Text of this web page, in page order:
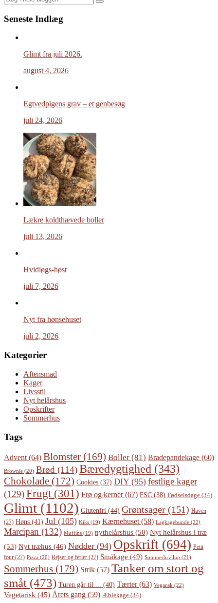
Search
Seneste Indlæg
Glimt fra juli 2026.
august 4, 2026
Egtvedpigens grav – et genbesøg
juli 24, 2026
Lækre koldthævede boller
juli 13, 2026
Hvidløgs-høst
juli 7, 2026
Nyt fra hønsehuset
juli 2, 2026
Kategorier
Aftensmad
Kager
Livsstil
Nyt helårshus
Opskrifter
Sommerhus
Tags
Advent (64) Blomster (169) Boller (81) Bradepandekage (60)
Brownie (20) Brød (114)Bæredygtighed (343)
Chokolade (172) Cookies (37) DIY(95) festlige kager
(129)Frugt(301) Frø og kerner(67) FSC (38) Fødselsdage (34)
Glimt (1102) Glutenfri (44) Grøntsager (151) Haven
(27) Høns (41) Jul (105) Kiks (19) Kærnehuset (58) Lagkagebunde (22)
Marcipan (132) Muffins (19) nythelårshus (50) Nyt helårshus i træ
(53) Nyt træhus (46) Nødder (94) Opskrift (694) Petit
four (27) Pizza (20) Rejser og ferier (27) Småkage (49) Sommerbryllup (21)
Sommerhus (179) Strik (57) Tanker om stort og
småt (473) Turen går til ... (40) Tærter(63) Vegansk (22)
Vegetarisk (45) Årets gang (59) Æblekage (34)